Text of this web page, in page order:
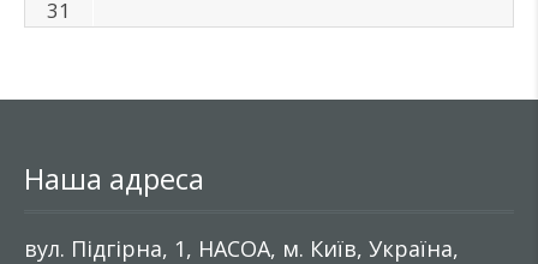
31
Наша адреса
вул. Підгірна, 1, НАСОА, м. Київ, Україна,